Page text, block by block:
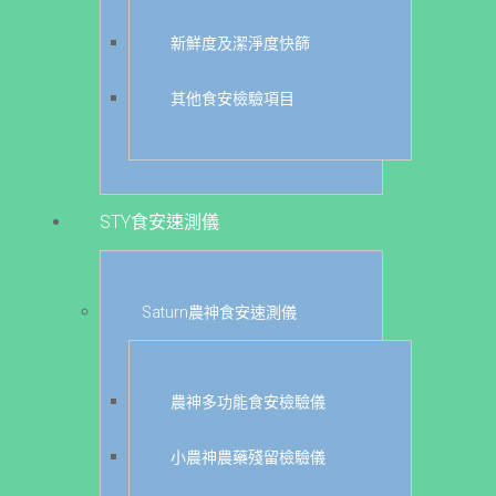
新鮮度及潔淨度快篩
其他食安檢驗項目
STY食安速測儀
Saturn農神食安速測儀
農神多功能食安檢驗儀
小農神農藥殘留檢驗儀